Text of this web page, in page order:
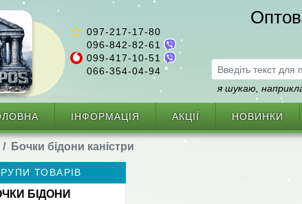
097-217-17-80
096-842-82-61
099-417-10-51
066-354-04-94
я шукаю,
ІНФОРМАЦІЯ АКЦІЇ НОВИНКИ
Бочки бідони каністри
ТОВАРІВ
БІДОНИ